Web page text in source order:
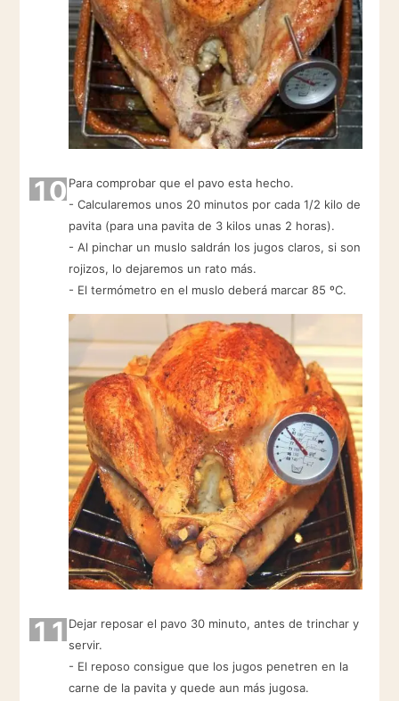
10 Para comprobar que el pavo esta hecho.
- Calcularemos unos 20 minutos por cada 1/2 kilo de
pavita (para una pavita de 3 kilos unas 2 horas).
- Al pinchar un muslo saldrán los jugos claros, si son
rojizos, lo dejaremos un rato más.
- El termómetro en el muslo deberá marcar 85 ºC.
11 Dejar reposar el pavo 30 minuto, antes de trinchar y
servir.
- El reposo consigue que los jugos penetren en la
carne de la pavita y quede aun más jugosa.